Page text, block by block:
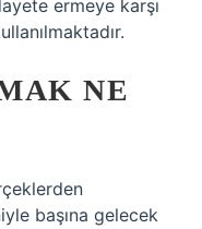
ermeye karşı
NE
başına gelecek